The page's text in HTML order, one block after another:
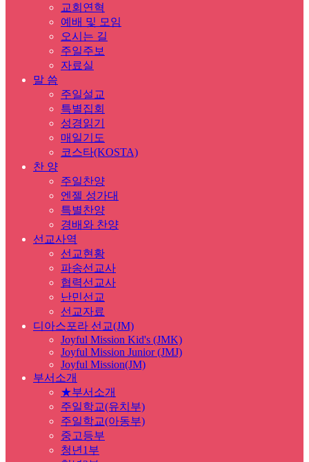
교회연혁
예배 및 모임
오시는 길
주일주보
자료실
말 씀
주일설교
특별집회
성경읽기
매일기도
코스타(KOSTA)
찬 양
주일찬양
엔젤 성가대
특별찬양
경배와 찬양
선교사역
선교현황
파송선교사
협력선교사
난민선교
선교자료
디아스포라 선교(JM)
Joyful Mission Kid's (JMK)
Joyful Mission Junior (JMJ)
Joyful Mission(JM)
부서소개
★부서소개
주일학교(유치부)
주일학교(아동부)
중고등부
청년1부